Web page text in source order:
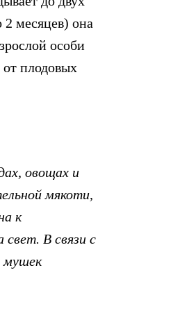
месяцев) она
особи
от плодовых
овощах и
мякоти,
к
В связи с
мушек